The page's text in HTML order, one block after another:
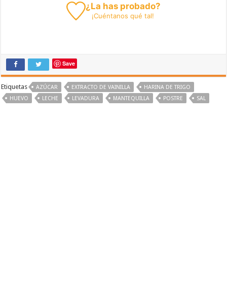
¿La has probado?
¡Cuéntanos qué tal!
Save
Etiquetas AZÚCAR EXTRACTO DE VAINILLA
HARINA DE TRIGO
HUEVO
LECHE LEVADURA MANTEQUILLA POSTRE SAL